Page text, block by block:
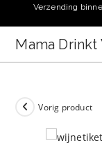
naar
inhoud
Verzending
Mama Drinkt
Vorig product